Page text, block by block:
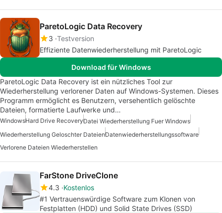
ParetoLogic Data Recovery
3 Testversion
Effiziente Datenwiederherstellung mit ParetoLogic
Download für Windows
ParetoLogic Data Recovery ist ein nützliches Tool zur
Wiederherstellung verlorener Daten auf Windows-Systemen. Dieses
Programm ermöglicht es Benutzern, versehentlich gelöschte
Dateien, formatierte Laufwerke und…
WindowsHard Drive RecoveryDatei Wiederherstellung Fuer Windows
Wiederherstellung Geloschter DateienDatenwiederherstellungssoftware
Verlorene Dateien Wiederherstellen
FarStone DriveClone
4.3 Kostenlos
#1 Vertrauenswürdige Software zum Klonen von
Festplatten (HDD) und Solid State Drives (SSD)